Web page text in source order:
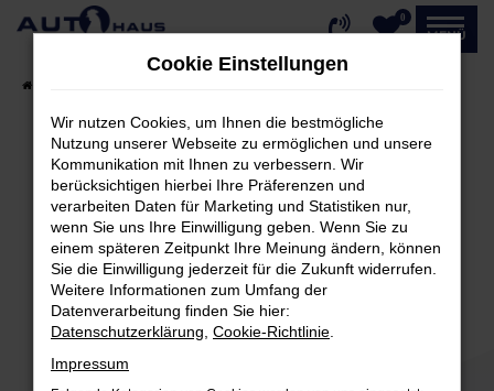
Zum
0
MENÜ
Fehler: Network Error
Beim Laden ist ein Fehler aufgetreten.
Hier sind ein paar Tipps, die dir helfen können:
Überprüfe deine Firewall und deine
Internetverbindung.
Laden andere Webseiten, zum Beispiel deine
Suchmaschine?
Cookie Einstellungen
Wir nutzen Cookies, um Ihnen die bestmögliche
Nutzung unserer Webseite zu ermöglichen und unsere
Kommunikation mit Ihnen zu verbessern. Wir
berücksichtigen hierbei Ihre Präferenzen und
verarbeiten Daten für Marketing und Statistiken nur,
wenn Sie uns Ihre Einwilligung geben. Wenn Sie zu
einem späteren Zeitpunkt Ihre Meinung ändern, können
Sie die Einwilligung jederzeit für die Zukunft widerrufen.
Weitere Informationen zum Umfang der
Datenverarbeitung finden Sie hier:
Datenschutzerklärung Cookie-Richtlinie
Impressum